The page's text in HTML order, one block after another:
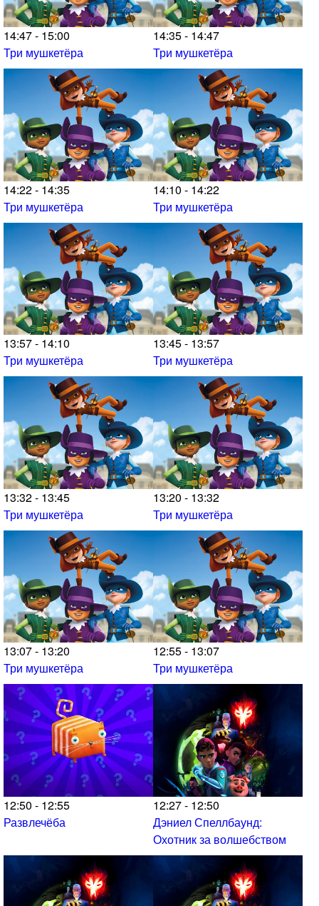
14:47 - 15:00
Три мушкетёра
14:35 - 14:47
Три мушкетёра
14:22 - 14:35
Три мушкетёра
14:10 - 14:22
Три мушкетёра
13:57 - 14:10
Три мушкетёра
13:45 - 13:57
Три мушкетёра
13:32 - 13:45
Три мушкетёра
13:20 - 13:32
Три мушкетёра
13:07 - 13:20
Три мушкетёра
12:55 - 13:07
Три мушкетёра
12:50 - 12:55
Развлечёба
12:27 - 12:50
Дэниел Спеллбаунд:
Охотник за волшебством